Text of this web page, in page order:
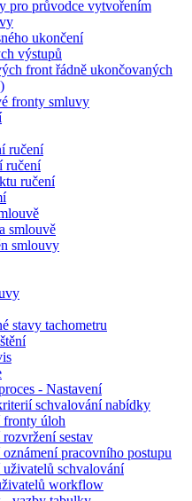
pro průvodce vytvořením
ukončení
výstupů
front řádně ukončovaných
fronty smluvy
ručení
ručení
ručení
smlouvě
smlouvy
stavy tachometru
- Nastavení
schvalování nabídky
fronty úloh
sestav
pracovního postupu
uživatelů schvalování
workflow